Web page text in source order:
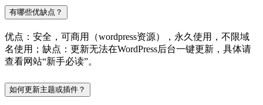
有哪些优缺点？
优点：安全，可商用（wordpress资源），永久使用，不限域
名使用；缺点：更新无法在WordPress后台一键更新，具体请
查看网站“新手必读”。
如何更新主题或插件？